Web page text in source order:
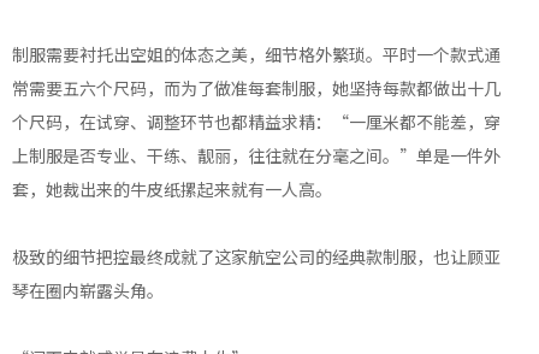
制服需要衬托出空姐的体态之美，细节格外繁琐。平时一个款式通
常需要五六个尺码，而为了做准每套制服，她坚持每款都做出十几
个尺码，在试穿、调整环节也都精益求精：“一厘米都不能差，穿
上制服是否专业、干练、靓丽，往往就在分毫之间。”单是一件外
套，她裁出来的牛皮纸摞起来就有一人高。
极致的细节把控最终成就了这家航空公司的经典款制服，也让顾亚
琴在圈内崭露头角。